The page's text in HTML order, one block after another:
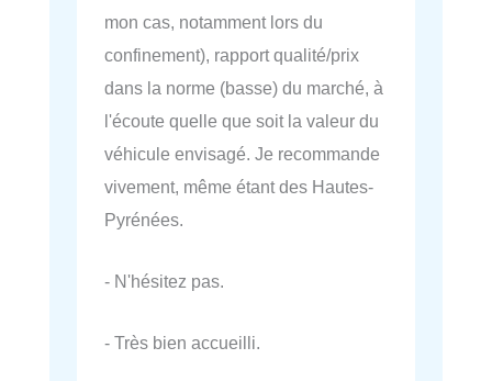
mon cas, notamment lors du
confinement), rapport qualité/prix
dans la norme (basse) du marché, à
l'écoute quelle que soit la valeur du
véhicule envisagé. Je recommande
vivement, même étant des Hautes-
Pyrénées.
- N'hésitez pas.
- Très bien accueilli.